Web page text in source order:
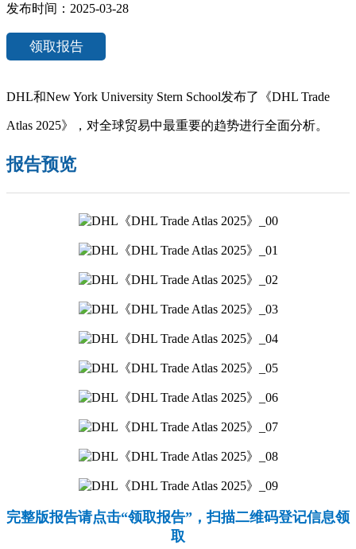
发布时间：2025-03-28
领取报告
DHL和New York University Stern School发布了《DHL Trade
Atlas 2025》，对全球贸易中最重要的趋势进行全面分析。
报告预览
完整版报告请点击“领取报告”，扫描二维码登记信息领
取